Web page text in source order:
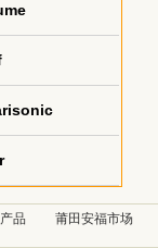
品
莆田安福市场